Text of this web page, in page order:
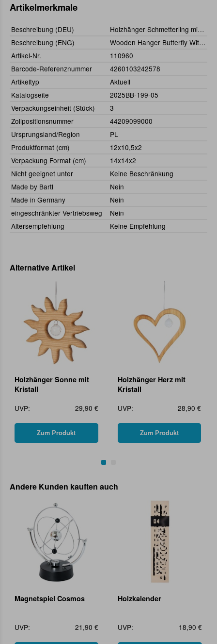
Artikelmerkmale
Beschreibung (DEU)
Holzhänger Schmetterling mit Kristall
Beschreibung (ENG)
Wooden Hanger Butterfly With Crystal
Artikel-Nr.
110960
Barcode-Referenznummer
4260103242578
Artikeltyp
Aktuell
Katalogseite
2025BB-199-05
Verpackungseinheit (Stück)
3
Zollpositionsnummer
44209099000
Ursprungsland/Region
PL
Produktformat (cm)
12x10,5x2
Verpackung Format (cm)
14x14x2
Nicht geeignet unter
Keine Beschränkung
Made by Bartl
Nein
Made in Germany
Nein
eingeschränkter Vertriebsweg
Nein
Altersempfehlung
Keine Empfehlung
Alternative Artikel
Holzhänger Sonne mit
Kristall
UVP:
29,90 €
Zum Produkt
Holzhänger Herz mit
Kristall
UVP:
28,90 €
Zum Produkt
Andere Kunden kauften auch
Magnetspiel Cosmos
UVP: 21,90 €
Holzkalender
UVP: 18,90 €